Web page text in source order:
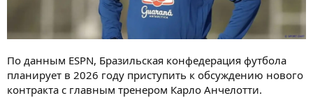
По данным ESPN, Бразильская конфедерация футбола
планирует в 2026 году приступить к обсуждению нового
контракта с главным тренером Карло Анчелотти.